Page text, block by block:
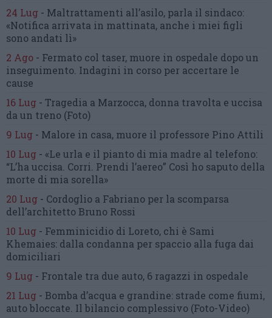
24 Lug - Maltrattamenti all’asilo, parla il sindaco:
«Notifica arrivata in mattinata, anche i miei figli
sono andati lì»
2 Ago - Fermato col taser, muore in ospedale dopo un
inseguimento. Indagini in corso per accertare le
cause
16 Lug - Tragedia a Marzocca, donna travolta e uccisa
da un treno (Foto)
9 Lug - Malore in casa, muore il professore Pino Attili
10 Lug - «Le urla e il pianto di mia madre al telefono:
“L’ha uccisa. Corri. Prendi l’aereo” Così ho saputo della
morte di mia sorella»
20 Lug - Cordoglio a Fabriano per la scomparsa
dell’architetto Bruno Rossi
10 Lug - Femminicidio di Loreto, chi è Sami
Khemaies: dalla condanna per spaccio alla fuga dai
domiciliari
9 Lug - Frontale tra due auto, 6 ragazzi in ospedale
21 Lug - Bomba d’acqua e grandine: strade come fiumi,
auto bloccate. Il bilancio complessivo (Foto-Video)